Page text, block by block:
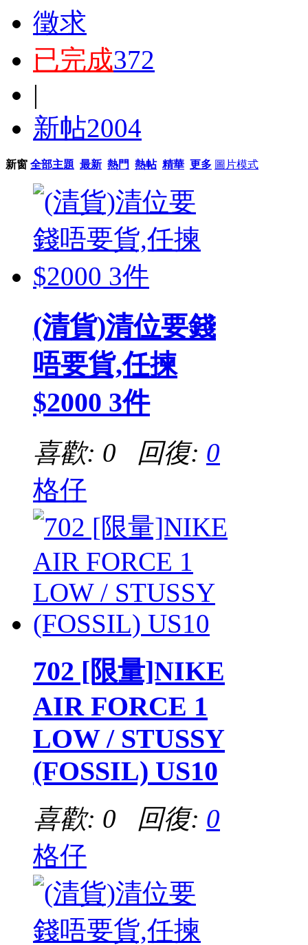
徵求
已完成372
|
新帖2004
新窗 全部主題 最新 熱門 熱帖 精華 更多 圖片模式
(清貨)清位要錢
唔要貨,任揀
$2000 3件
喜歡: 0 回復: 0
格仔
702 [限量]NIKE
AIR FORCE 1
LOW / STUSSY
(FOSSIL) US10
喜歡: 0 回復: 0
格仔